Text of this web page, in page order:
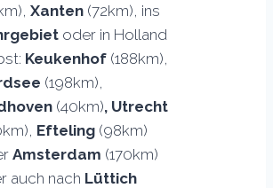
Xanten (72km), ins
oder in Holland
Keukenhof (188km),
(198km),
(40km), Utrecht
Efteling (98km)
Amsterdam (170km)
auch nach Lüttich